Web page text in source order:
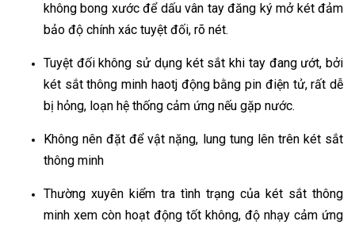
không bong xước để dấu vân tay đăng ký mở két đảm
bảo độ chính xác tuyệt đối, rõ nét.
Tuyệt đối không sử dụng két sắt khi tay đang ướt, bởi
két sắt thông minh haotj động bằng pin điện tử, rất dễ
bị hỏng, loạn hệ thống cảm ứng nếu gặp nước.
Không nên đặt để vật nặng, lung tung lên trên két sắt
thông minh
Thường xuyên kiểm tra tình trạng của két sắt thông
minh xem còn hoạt động tốt không, độ nhạy cảm ứng